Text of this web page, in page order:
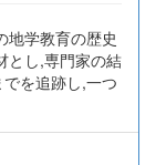
地学教育の歴史
とし,専門家の結
を追跡し,一つ